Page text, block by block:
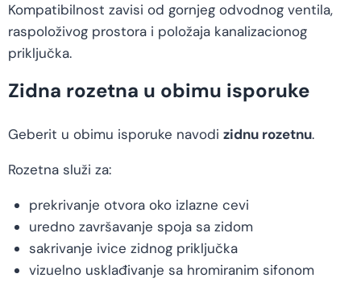
Kompatibilnost zavisi od gornjeg odvodnog ventila,
raspoloživog prostora i položaja kanalizacionog
priključka.
Zidna rozetna u obimu isporuke
Geberit u obimu isporuke navodi zidnu rozetnu.
Rozetna služi za:
prekrivanje otvora oko izlazne cevi
uredno završavanje spoja sa zidom
sakrivanje ivice zidnog priključka
vizuelno usklađivanje sa hromiranim sifonom